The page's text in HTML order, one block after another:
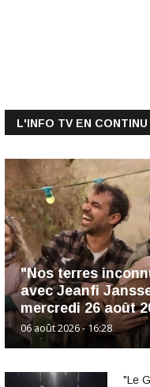
L'INFO TV EN CONTINU
"Nos terres
avec Jeanfi
mercredi 26 août
06 août 2026 - 16:28
"Le